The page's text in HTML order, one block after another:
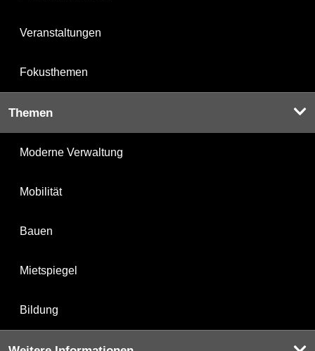
Veranstaltungen
Fokusthemen
Themen
Moderne Verwaltung
Mobilität
Bauen
Mietspiegel
Bildung